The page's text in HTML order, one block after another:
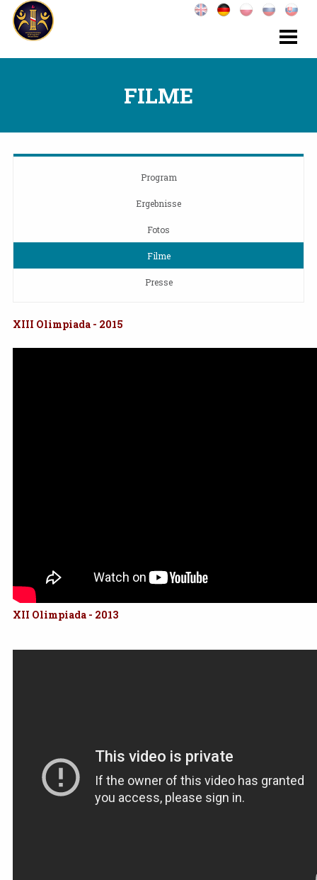
FILME
Program
Ergebnisse
Fotos
Filme
Presse
XIII Olimpiada - 2015
XII Olimpiada - 2013